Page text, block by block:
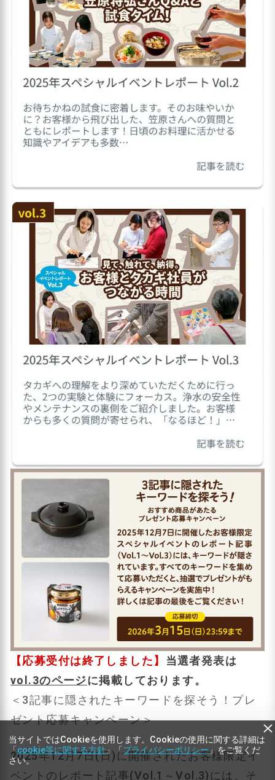
【応募受付は終了しました】 当選者発表は
vol.3のページに掲載しております。
＜3記事に隠されたキーワードを探そう！プレ
ゼント応募キャンペーン＞
2025年12月7日(日)に開催されたお客様限定イ
ベントのレポート記事(Vol.1～Vol.3)には、そ
当サイトではCookieを使用します。Cookieの使用に関する詳細は
「 cookie等に関する方針」「 プライバシーポリシー」をご覧くだ
さい。